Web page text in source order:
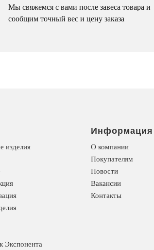
Мы свяжемся с вами после завеса товара и
сообщим точный вес и цену заказа
изделия
Экспонента
Информация
О компании
Покупателям
Новости
Вакансии
Контакты